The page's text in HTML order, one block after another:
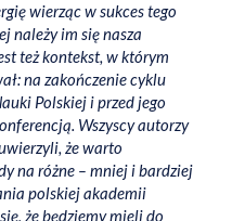
wierząc w sukces tego
należy im się nasza
też kontekst, w którym
na zakończenie cyklu
Polskiej i przed jego
Wszyscy autorzy
że warto
na różne – mniej i bardziej
polskiej akademii
że będziemy mieli do